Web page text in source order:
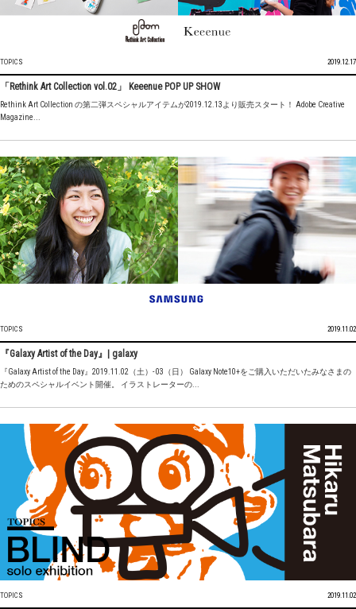
TOPICS 2019.12.17
「Rethink Art Collection vol.02」 Keeenue POP UP SHOW
Rethink Art Collection の第二弾スペシャルアイテムが2019.12.13より販売スタート！ Adobe Creative
Magazine...
TOPICS 2019.11.02
『Galaxy Artist of the Day』| galaxy
『Galaxy Artist of the Day』2019.11.02（土）- 03（日） Galaxy Note10+をご購入いただいたみなさまの
ためのスペシャルイベント開催。 イラストレーターの...
TOPICS 2019.11.02